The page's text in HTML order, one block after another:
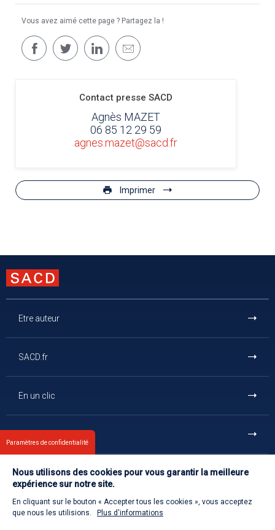
Vous avez aimé cette page ? Partagez la !
Contact presse SACD
Agnès MAZET
06 85 12 29 59
agnes.mazet@sacd.fr
Imprimer
Etre auteur
SACD.fr
En un clic
Contact
Retour à l'accueil
Paramètres de confidentialité
Nous utilisons des cookies pour vous garantir la meilleure
expérience sur notre site.
En cliquant sur le bouton « Accepter tous les cookies », vous acceptez
que nous les utilisions.
Plus d'informations